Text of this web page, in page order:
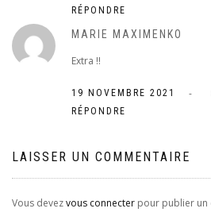
RÉPONDRE
MARIE MAXIMENKO
Extra !!
19 NOVEMBRE 2021 -
RÉPONDRE
LAISSER UN COMMENTAIRE
Vous devezvous connecter pour publier un